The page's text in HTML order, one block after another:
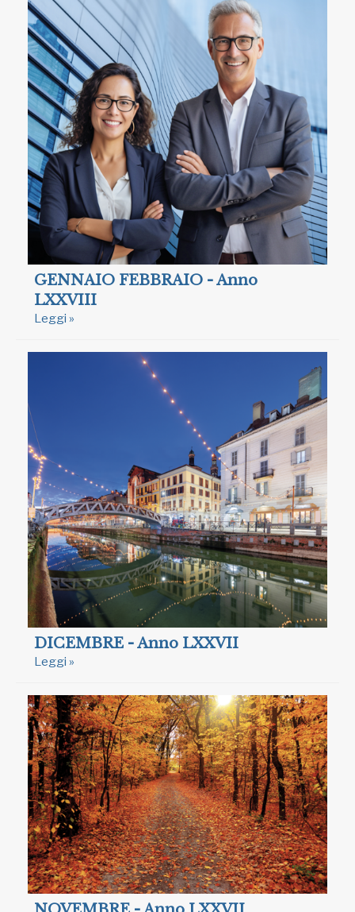
GENNAIO FEBBRAIO - Anno
LXXVIII
Leggi »
DICEMBRE - Anno LXXVII
Leggi »